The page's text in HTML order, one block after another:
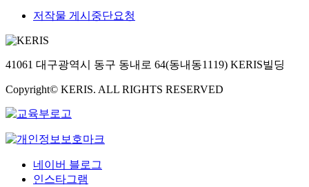
저작물 게시중단요청
41061 대구광역시 동구 동내로 64(동내동1119) KERIS빌딩
Copyright© KERIS. ALL RIGHTS RESERVED
네이버 블로그
인스타그램